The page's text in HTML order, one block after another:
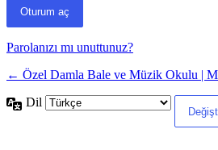
Parolanızı mı unuttunuz?
← Özel Damla Bale ve Müzik Okulu |
Dil